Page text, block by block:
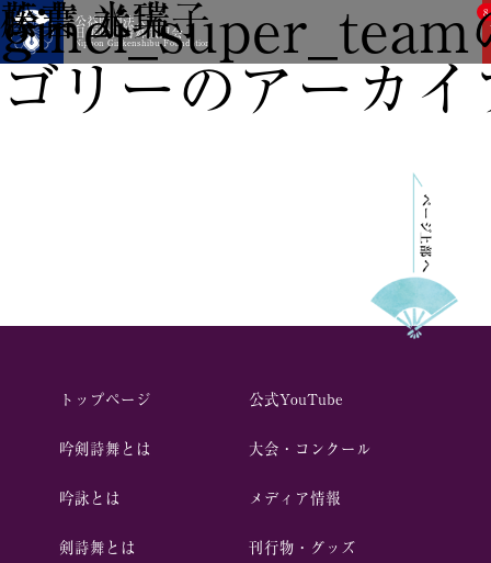
公益財団法人
日本吟剣詩舞振興会
Nippon Ginkenshibu Foundation
ginei_super_team
ゴリーのアーカイ
松葉 水実
藤吉 光瑞子
トップページ
吟剣詩舞とは
吟詠とは
剣詩舞とは
公式YouTube
⼤会・コンクール
メディア情報
刊行物・グッズ